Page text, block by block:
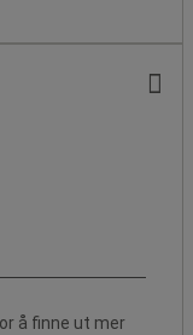
å finne ut mer